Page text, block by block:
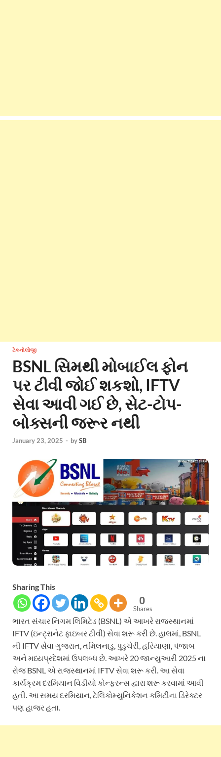
ટેકનોલોજી
BSNL સિમથી મોબાઈલ ફોન
પર ટીવી જોઈ શકશો, IFTV
સેવા આવી ગઈ છે, સેટ-ટોપ-
બોક્સની જરૂર નથી
January 23, 2025 - bySB
Sharing This
0
Shares
ભારત સંચાર નિગમ લિમિટેડ (BSNL) એ આખરે રાજસ્થાનમાં
IFTV (ઇન્ટ્રાનેટ ફાઇબર ટીવી) સેવા શરૂ કરી છે. હાલમાં, BSNL
ની IFTV સેવા ગુજરાત, તમિલનાડુ, પુડુચેરી, હરિયાણા, પંજાબ
અને મધ્યપ્રદેશમાં ઉપલબ્ધ છે. આખરે 20 જાન્યુઆરી 2025 ના
રોજ BSNL એ રાજસ્થાનમાં IFTV સેવા શરૂ કરી. આ સેવા
કાર્યક્રમ દરમિયાન વિડીયો કોન્ફરન્સ દ્વારા શરૂ કરવામાં આવી
હતી. આ સમય દરમિયાન, ટેલિકોમ્યુનિકેશન કમિટીના ડિરેક્ટર
પણ હાજર હતા.